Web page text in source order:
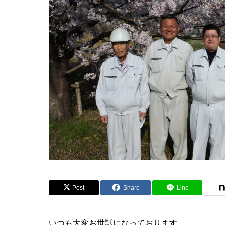
Post Share Line
いつも大変お世話になっております。